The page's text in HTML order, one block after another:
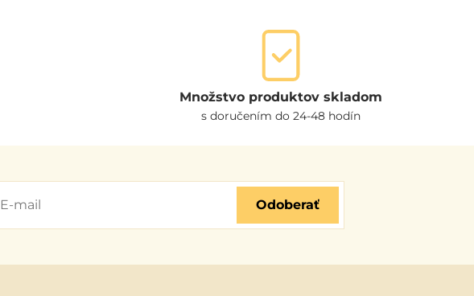
Množstvo produktov skladom
s doručením do 24-48 hodín
Odoberať